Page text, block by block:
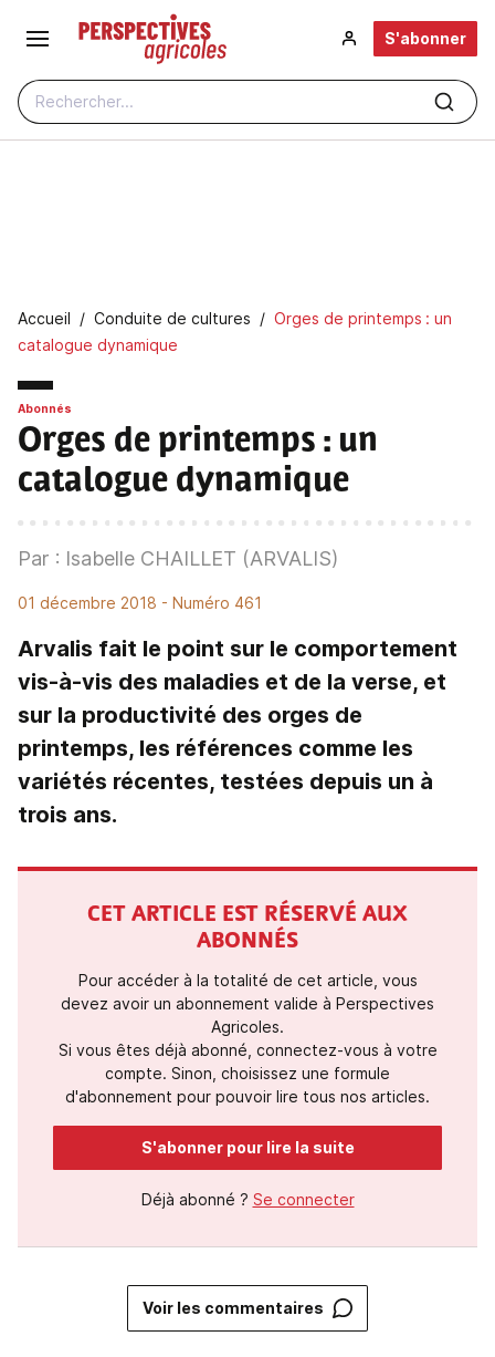
Aller au contenu principal
Rechercher...
S'abonner
Fil d'Ariane
Accueil Conduite de cultures
Orges de printemps : un
catalogue dynamique
Abonnés
Orges de printemps : un
catalogue dynamique
Par : Isabelle CHAILLET (ARVALIS)
01 décembre 2018 - Numéro 461
Arvalis fait le point sur le comportement
vis-à-vis des maladies et de la verse, et
sur la productivité des orges de
printemps, les références comme les
variétés récentes, testées depuis un à
trois ans.
CET ARTICLE EST RÉSERVÉ AUX
ABONNÉS
Pour accéder à la totalité de cet article, vous
devez avoir un abonnement valide à Perspectives
Agricoles.
Si vous êtes déjà abonné, connectez-vous à votre
compte. Sinon, choisissez une formule
d'abonnement pour pouvoir lire tous nos articles.
S'abonner pour lire la suite
Déjà abonné ? Se connecter
Voir les commentaires